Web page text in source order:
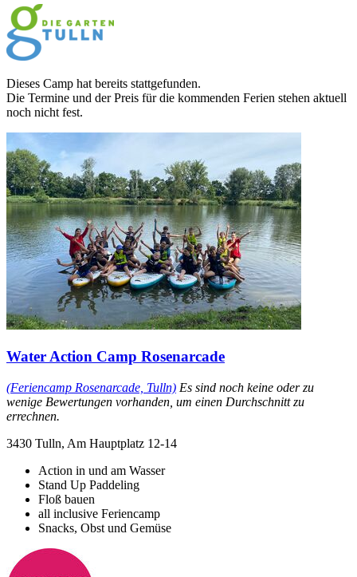
Dieses Camp hat bereits stattgefunden.
Die Termine und der Preis für die kommenden Ferien stehen aktuell
noch nicht fest.
Water Action Camp Rosenarcade
(Feriencamp Rosenarcade, Tulln) Es sind noch keine oder zu
wenige Bewertungen vorhanden, um einen Durchschnitt zu
errechnen.
3430 Tulln, Am Hauptplatz 12-14
Action in und am Wasser
Stand Up Paddeling
Floß bauen
all inclusive Feriencamp
Snacks, Obst und Gemüse